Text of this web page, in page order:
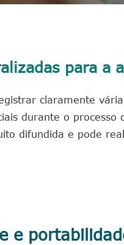
para a
claramente
durante o
difundida e pode
e